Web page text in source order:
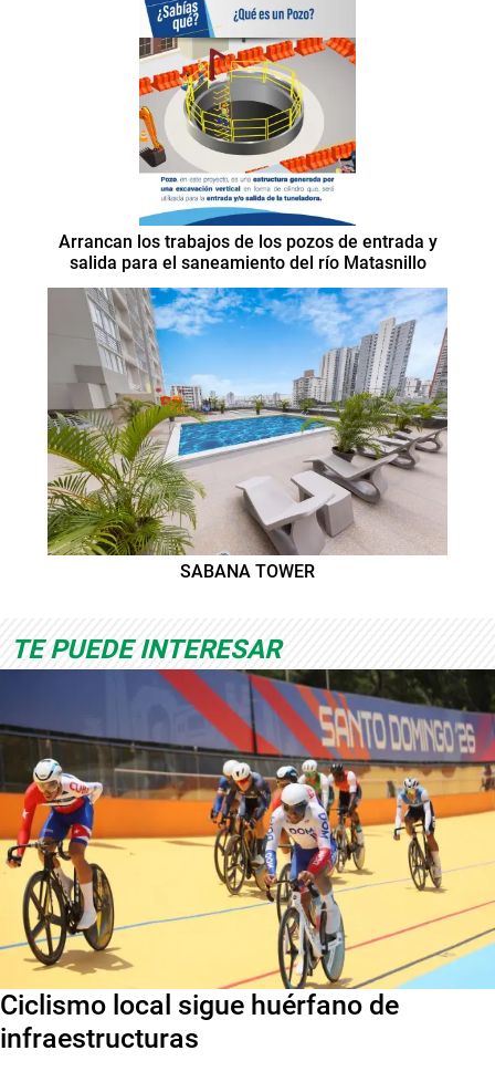
Arrancan los trabajos de los pozos de entrada y
salida para el saneamiento del río Matasnillo
SABANA TOWER
TE PUEDE INTERESAR
Ciclismo local sigue huérfano de
infraestructuras